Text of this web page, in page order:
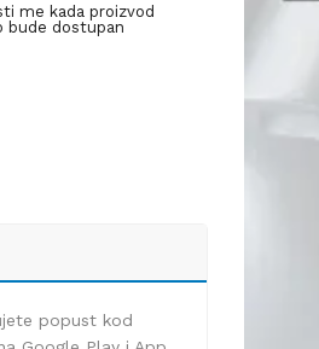
me kada proizvod
bude dostupan
popust kod